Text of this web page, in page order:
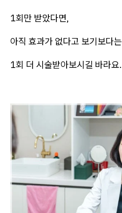
1회만 받았다면,
아직 효과가 없다고 보기보다는
1회 더 시술받아보시길 바라요.